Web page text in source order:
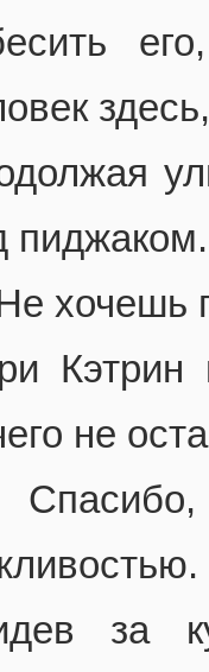
пиджаком.
хочешь
Кэтрин
не
за